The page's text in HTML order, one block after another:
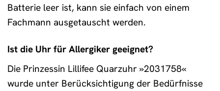
Batterie leer ist, kann sie einfach von einem
Fachmann ausgetauscht werden.
Ist die Uhr für Allergiker geeignet?
Die Prinzessin Lillifee Quarzuhr »2031758«
wurde unter Berücksichtigung der Bedürfnisse